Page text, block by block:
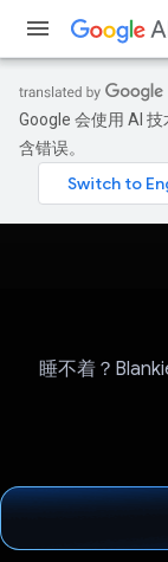
Google 会使用 AI
含错误。
睡不着？